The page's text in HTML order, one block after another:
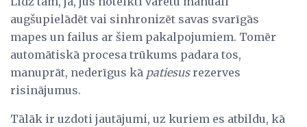
augšupielādēt vai sinhronizēt savas svarīgās
mapes un failus ar šiem pakalpojumiem. Tomēr
automātiskā procesa trūkums padara tos,
manuprāt, nederīgus kā patiesusrezerves
risinājumus.
Tālāk ir uzdoti jautājumi, uz kuriem es atbildu, kā